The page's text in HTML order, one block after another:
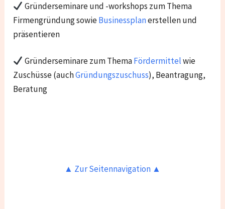
Gründerseminare und -workshops zum Thema
Firmengründung sowieBusinessplanerstellen und
präsentieren
Gründerseminare zum ThemaFördermittelwie
Zuschüsse (auchGründungszuschuss), Beantragung,
Beratung
▲ Zur Seitennavigation ▲